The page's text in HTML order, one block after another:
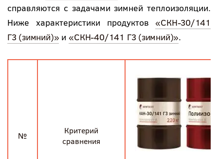
справляются с задачами зимней теплоизоляции.
Ниже характеристики продуктов «СКН-30/141
Г3 (зимний)» и «СКН-40/141 Г3 (зимний)».
№
Критерий
сравнения